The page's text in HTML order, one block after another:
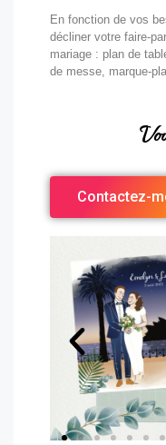
En fonction de vos
décliner votre faire-
mariage : plan de
de messe, marque-
Contactez-